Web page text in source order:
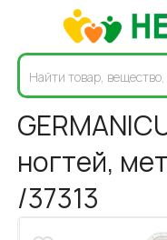
ногтей,
/37313